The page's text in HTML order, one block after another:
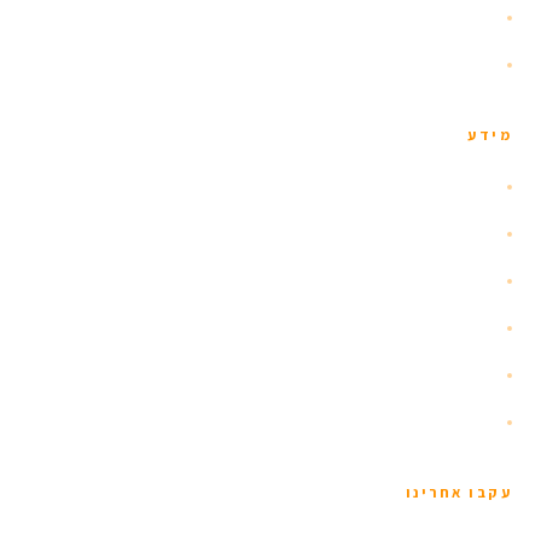
טיולי יום
צור קשר
מידע
אודות
הזוהר הצפוני
איסלנד עם ילדים
שומרי כשרות
תנאים כלליים
מדיניות פרטיות
עקבו אחרינו